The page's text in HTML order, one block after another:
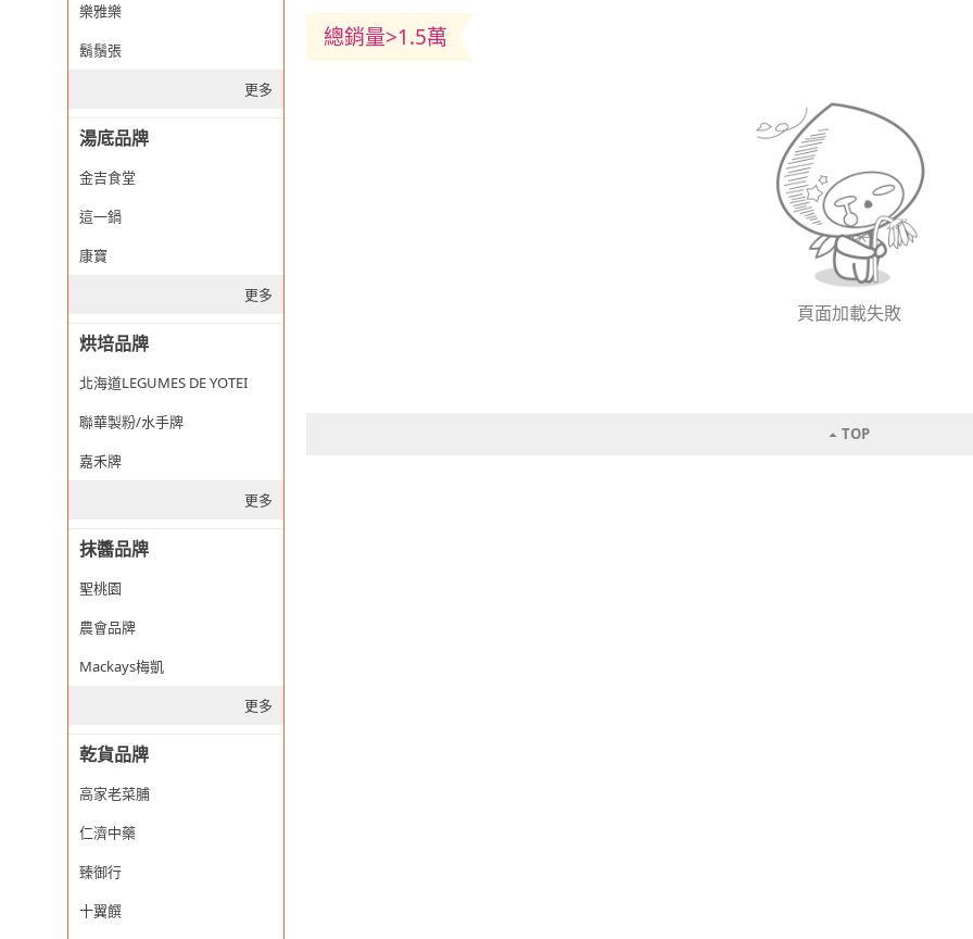
樂雅樂
鬍鬚張
更多
湯底品牌
金吉食堂
這一鍋
康寶
更多
烘培品牌
北海道LEGUMES DE YOTEI
聯華製粉/水手牌
嘉禾牌
更多
抹醬品牌
聖桃園
農會品牌
Mackays梅凱
更多
乾貨品牌
高家老菜脯
仁濟中藥
臻御行
十翼饌
總銷量>1.5萬
頁面加載失敗
TOP